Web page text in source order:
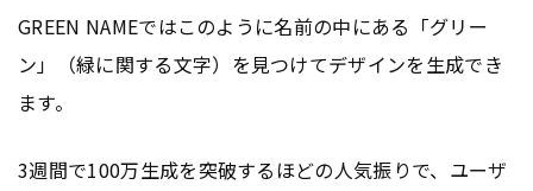
GREEN NAMEではこのように名前の中にある「グリー
ン」（緑に関する文字）を見つけてデザインを生成でき
ます。
3週間で100万生成を突破するほどの人気振りで、ユーザ